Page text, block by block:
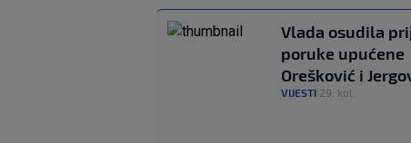
Vlada osudila
poruke upućene
Orešković i
VIJESTI 29. kol.